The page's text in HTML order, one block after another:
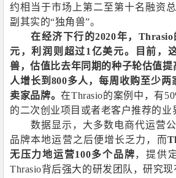
约相当于市场上第二至第十名融资
副其实的“独角兽”。
在经济下行的2020年， Thrasio
元，利润则超过1 亿美元。目前，
兽，估值比去年同期的种子轮估值提
人增长到 800多人，每周收购至少两
卖家品牌。在Thrasio的案例中，有
的二次创业项目或者老客户推荐的业
数据显示，大多数电商代运营
品牌本地运营之后便增长乏力，而
无压力地运营100多个品牌，提供
Thrasio背后强大的研发团队，研究